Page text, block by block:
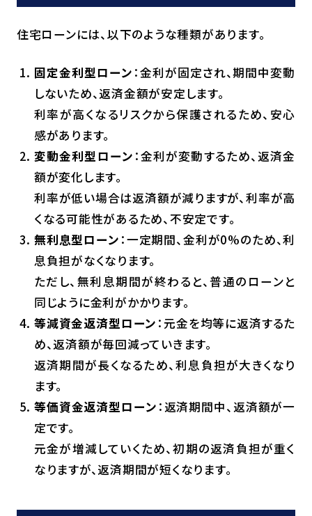
住宅ローンには、以下のような種類があります。
固定金利型ローン ：金利が固定され、期間中変動
しないため、返済金額が安定します。
利率が高くなるリスクから保護されるため、安心
感があります。
変動金利型ローン ：金利が変動するため、返済金
額が変化します。
利率が低い場合は返済額が減りますが、利率が高
くなる可能性があるため、不安定です。
無利息型ローン ：一定期間、金利が0%のため、利
息負担がなくなります。
ただし、無利息期間が終わると、普通のローンと
同じように金利がかかります。
等減資金返済型ローン ：元金を均等に返済するた
め、返済額が毎回減っていきます。
返済期間が長くなるため、利息負担が大きくなり
ます。
等価資金返済型ローン ：返済期間中、返済額が一
定です。
元金が増減していくため、初期の返済負担が重く
なりますが、返済期間が短くなります。